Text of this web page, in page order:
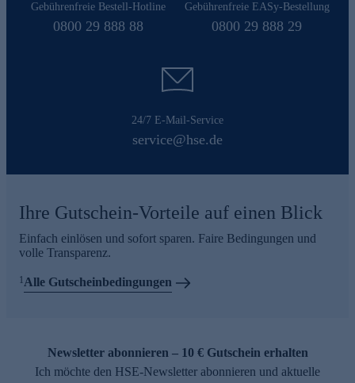
Gebührenfreie Bestell-Hotline
0800 29 888 88
Gebührenfreie EASy-Bestellung
0800 29 888 29
24/7 E-Mail-Service
service@hse.de
Ihre Gutschein-Vorteile auf einen Blick
Einfach einlösen und sofort sparen. Faire Bedingungen und
volle Transparenz.
1 Alle Gutscheinbedingungen
Newsletter abonnieren – 10 € Gutschein erhalten
Ich möchte den HSE-Newsletter abonnieren und aktuelle